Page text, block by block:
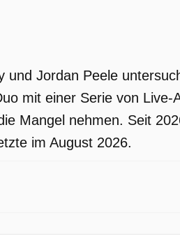
und Jordan Peele
mit einer Serie von Live-
Mangel nehmen. Seit
im August 2026.